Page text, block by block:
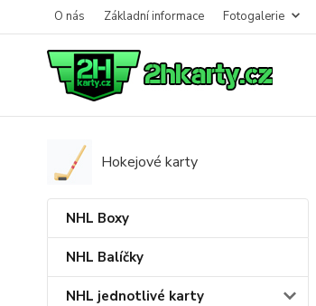
O nás Základní informace Fotogalerie
Hokejové karty
NHL Boxy
NHL Balíčky
NHL jednotlivé karty